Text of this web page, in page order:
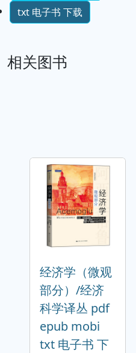
txt 电子书 下载
相关图书
经济学（微观
部分）/经济
科学译丛 pdf
epub mobi
txt 电子书 下